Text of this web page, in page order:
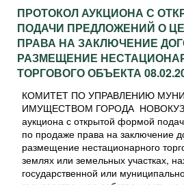
ПРОТОКОЛ АУКЦИОНА С
ПОДАЧИ ПРЕДЛОЖЕНИЙ О
ПРАВА НА ЗАКЛЮЧЕНИЕ
РАЗМЕЩЕНИЕ
ТОРГОВОГО ОБЪЕКТА
КОМИТЕТ ПО УПРАВЛЕНИЮ
ИМУЩЕСТВОМ ГОРОДА
аукциона с открытой формой
по продаже права на заключение
размещение нестационарного
землях или земельных участках,
государственной или